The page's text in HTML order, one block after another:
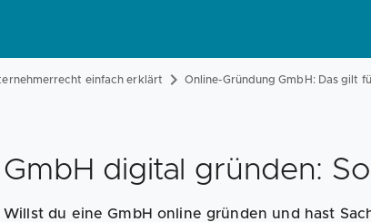
einfach erklärt Online-Gründung GmbH: Das gilt
GmbH digital gründen:
Willst du eine GmbH online gründen und hast